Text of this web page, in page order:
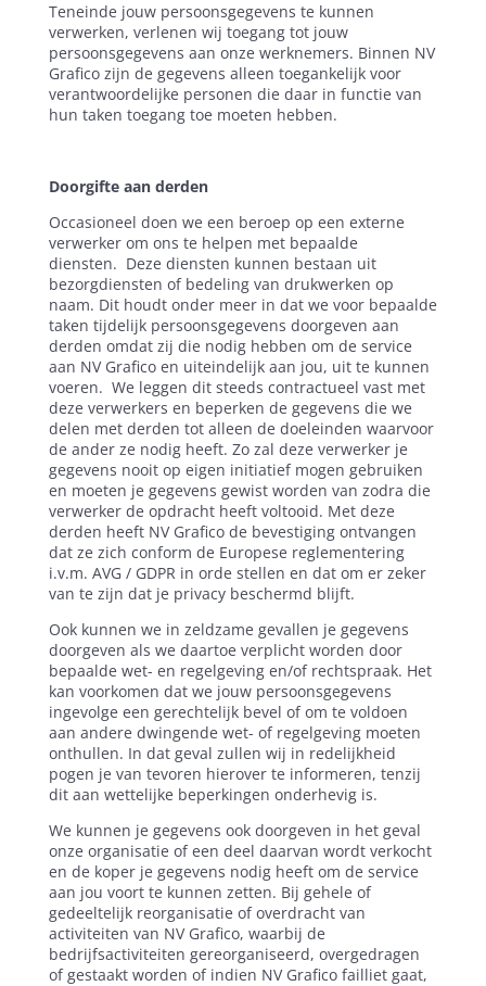
Teneinde jouw persoonsgegevens te kunnen
verwerken, verlenen wij toegang tot jouw
persoonsgegevens aan onze werknemers. Binnen NV
Grafico zijn de gegevens alleen toegankelijk voor
verantwoordelijke personen die daar in functie van
hun taken toegang toe moeten hebben.
Doorgifte aan derden
Occasioneel doen we een beroep op een externe
verwerker om ons te helpen met bepaalde
diensten. Deze diensten kunnen bestaan uit
bezorgdiensten of bedeling van drukwerken op
naam. Dit houdt onder meer in dat we voor bepaalde
taken tijdelijk persoonsgegevens doorgeven aan
derden omdat zij die nodig hebben om de service
aan NV Grafico en uiteindelijk aan jou, uit te kunnen
voeren. We leggen dit steeds contractueel vast met
deze verwerkers en beperken de gegevens die we
delen met derden tot alleen de doeleinden waarvoor
de ander ze nodig heeft. Zo zal deze verwerker je
gegevens nooit op eigen initiatief mogen gebruiken
en moeten je gegevens gewist worden van zodra die
verwerker de opdracht heeft voltooid. Met deze
derden heeft NV Grafico de bevestiging ontvangen
dat ze zich conform de Europese reglementering
i.v.m. AVG / GDPR in orde stellen en dat om er zeker
van te zijn dat je privacy beschermd blijft.
Ook kunnen we in zeldzame gevallen je gegevens
doorgeven als we daartoe verplicht worden door
bepaalde wet- en regelgeving en/of rechtspraak. Het
kan voorkomen dat we jouw persoonsgegevens
ingevolge een gerechtelijk bevel of om te voldoen
aan andere dwingende wet- of regelgeving moeten
onthullen. In dat geval zullen wij in redelijkheid
pogen je van tevoren hierover te informeren, tenzij
dit aan wettelijke beperkingen onderhevig is.
We kunnen je gegevens ook doorgeven in het geval
onze organisatie of een deel daarvan wordt verkocht
en de koper je gegevens nodig heeft om de service
aan jou voort te kunnen zetten. Bij gehele of
gedeeltelijk reorganisatie of overdracht van
activiteiten van NV Grafico, waarbij de
bedrijfsactiviteiten gereorganiseerd, overgedragen
of gestaakt worden of indien NV Grafico failliet gaat,